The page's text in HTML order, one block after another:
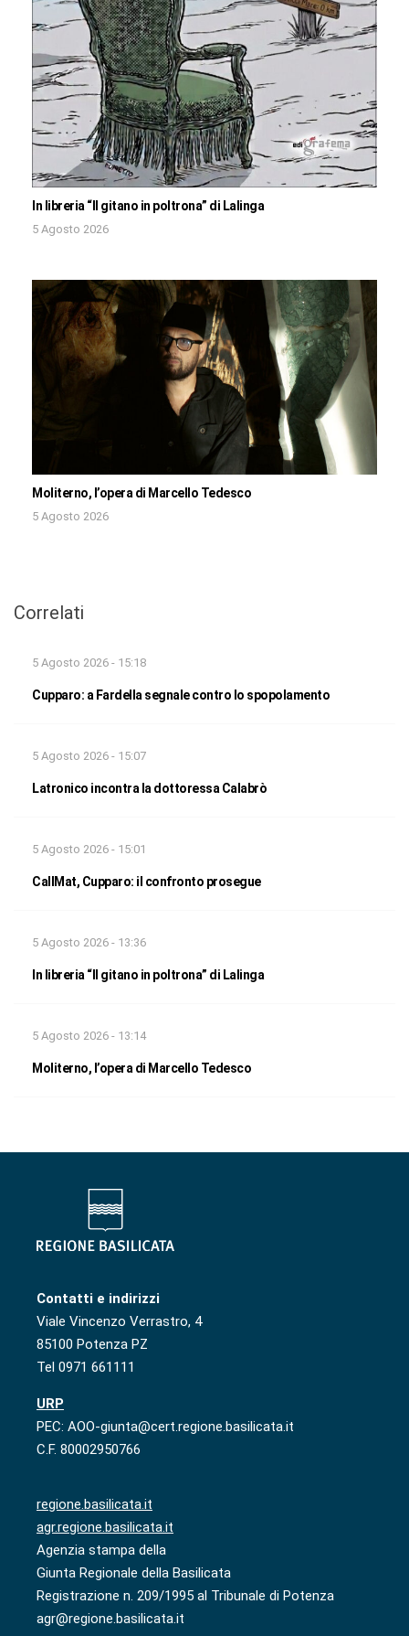
In libreria “Il gitano in poltrona” di Lalinga
5 Agosto 2026
Moliterno, l’opera di Marcello Tedesco
5 Agosto 2026
Correlati
5 Agosto 2026 - 15:18
Cupparo: a Fardella segnale contro lo spopolamento
5 Agosto 2026 - 15:07
Latronico incontra la dottoressa Calabrò
5 Agosto 2026 - 15:01
CallMat, Cupparo: il confronto prosegue
5 Agosto 2026 - 13:36
In libreria “Il gitano in poltrona” di Lalinga
5 Agosto 2026 - 13:14
Moliterno, l’opera di Marcello Tedesco
Contatti e indirizzi
Viale Vincenzo Verrastro, 4
85100 Potenza PZ
Tel 0971 661111
URP
PEC: AOO-giunta@cert.regione.basilicata.it
C.F. 80002950766
regione.basilicata.it
agr.regione.basilicata.it
Agenzia stampa della
Giunta Regionale della Basilicata
Registrazione n. 209/1995 al Tribunale di Potenza
agr@regione.basilicata.it